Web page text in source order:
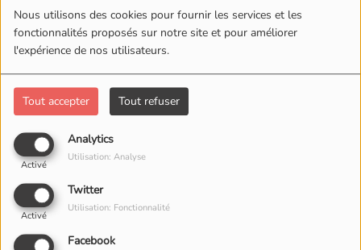
Nous utilisons des cookies pour fournir les services et les
fonctionnalités proposés sur notre site et pour améliorer
l'expérience de nos utilisateurs.
Tout accepter Tout refuser
Analytics
Activé
Utilisation: Analyse
Twitter
Activé
Utilisation: Fonctionnalité
Facebook
25 JUIN 2026
ÉCOUTER LE PODCAST
Priere Matinalesur Radio Tele Silo chaque jour 06H00 à
07H00